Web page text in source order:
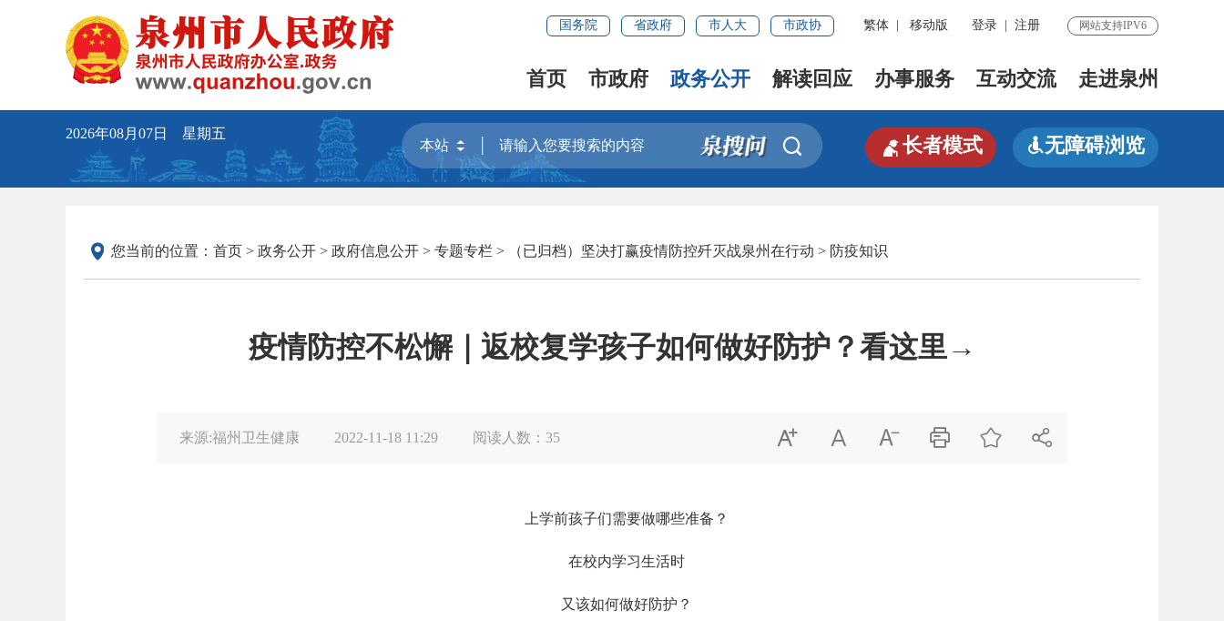
国务院 省政府 市人大 市政协 繁体 移动版 登录 注册 网站支持IPV6
首页 市政府 政务公开 解读回应 办事服务 互动交流 走进泉州
2026年08月07日 星期五
 长者模式 无障碍浏览
您当前的位置： 首页 > 政务公开 > 政府信息公开 > 专题专栏 > （已归档）坚决打赢疫情防控歼灭战泉州在行动 > 防疫知识
疫情防控不松懈｜返校复学孩子如何做好防护？看这里→
来源:福州卫生健康 2022-11-18 11:29 阅读人数： 35      
上学前孩子们需要做哪些准备？
在校内学习生活时
又该如何做好防护？